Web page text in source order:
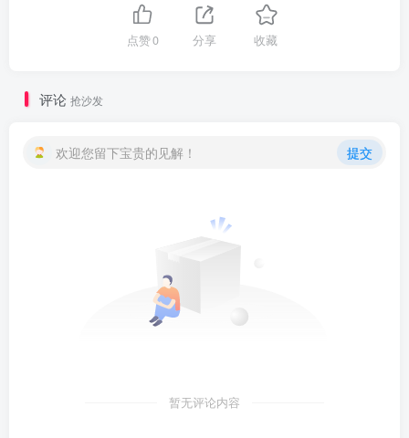
点赞0 分享 收藏
评论 抢沙发
欢迎您留下宝贵的见解！ 提交
暂无评论内容